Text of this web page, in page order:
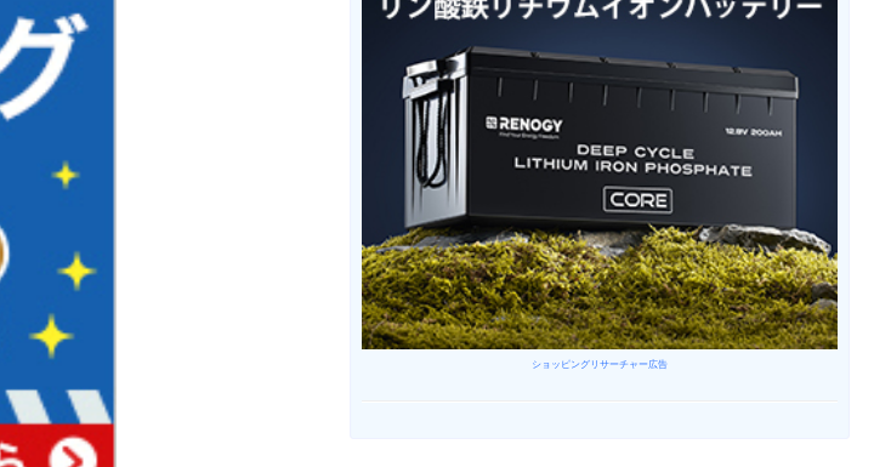
ショッピングリサーチャー広告